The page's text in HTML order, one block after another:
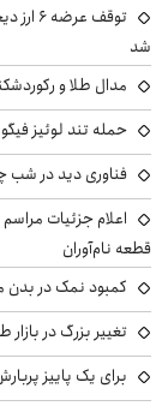
توقف
شد
مدال طلا و
حمله تند لوئیز
فناوری دید در شب
اعلام جزئیات
قطعه نام‌آوران
کمبود نمک در بدن
تغییر بزرگ در
برای یک پاییز